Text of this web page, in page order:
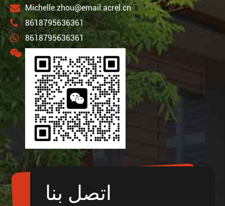
Michelle.zhou@email.acrel.cn
8618795636361
8618795636361
اتصل بنا